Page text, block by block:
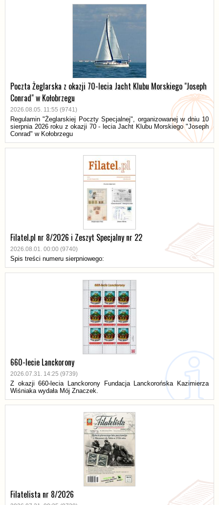
Poczta Żeglarska z okazji 70-lecia Jacht Klubu Morskiego "Joseph
Conrad" w Kołobrzegu
2026.08.05. 11:55 (9741)
Regulamin "Żeglarskiej Poczty Specjalnej", organizowanej w dniu 10
sierpnia 2026 roku z okazji 70 - lecia Jacht Klubu Morskiego "Joseph
Conrad" w Kołobrzegu
Filatel.pl nr 8/2026 i Zeszyt Specjalny nr 22
2026.08.01. 00:00 (9740)
Spis treści numeru sierpniowego:
660-lecie Lanckorony
2026.07.31. 14:25 (9739)
Z okazji 660-lecia Lanckorony Fundacja Lanckorońska Kazimierza
Wiśniaka wydała Mój Znaczek.
Filatelista nr 8/2026